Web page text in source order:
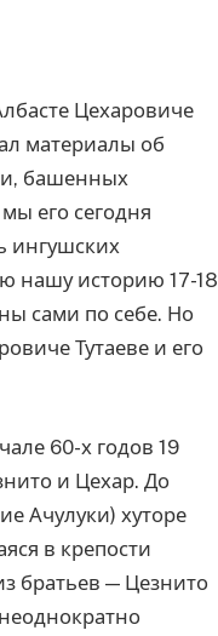
Цехаровиче
материалы об
башенных
его сегодня
ингушских
нашу историю 17-18
сами по себе. Но
Тутаеве и его
60-х годов 19
и Цехар. До
Ачулуки) хуторе
в крепости
братьев — Цезнито